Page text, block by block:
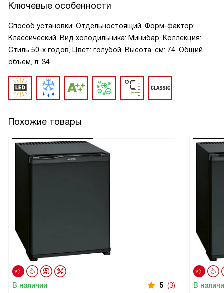
Ключевые особенности
Способ установки: Отдельностоящий, Форм-фактор:
Классический, Вид холодильника: Минибар, Коллекция:
Стиль 50-х годов, Цвет: голубой, Высота, см: 74, Общий
объем, л: 34
Похожие товары
В наличии 5 (3) В